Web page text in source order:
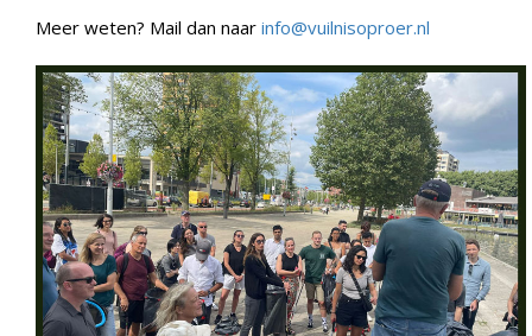
Meer weten? Mail dan naar info@vuilnisoproer.nl